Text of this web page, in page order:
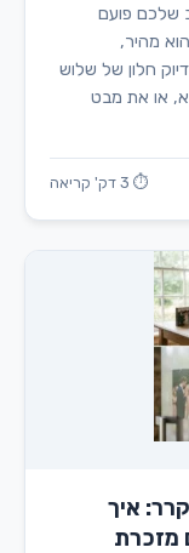
שלכם פועם
מהיר,
חלון של שלוש
או את מבט
⏱ 3 דק' קריאה
איך
מזכרת